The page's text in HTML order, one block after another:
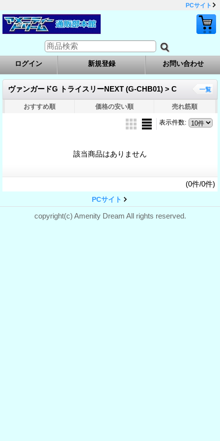
PCサイト
ログイン 新規登録 お問い合わせ
ヴァンガードG トライスリーNEXT (G-CHB01) > C 一覧
おすすめ順 価格の安い順 売れ筋順
表示件数:
該当商品はありません
(0件/0件)
PCサイト
copyright(c) Amenity Dream All rights reserved.